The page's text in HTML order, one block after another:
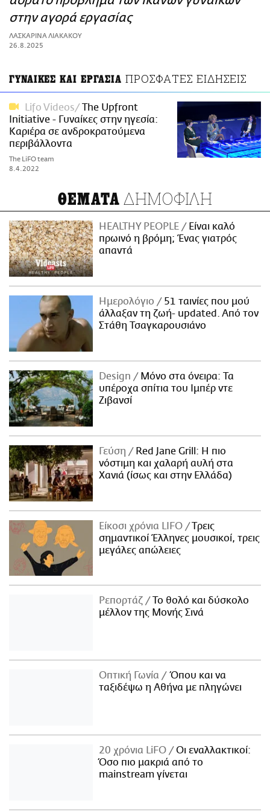
ΑΜΠΑ
PRINT
στην αγορά εργασίας
ΛΑΣΚΑΡΙΝΑ ΛΙΑΚΑΚΟΥ
26.8.2025
ΓΥΝΑΙΚΕΣ ΚΑΙ ΕΡΓΑΣΙΑ ΠΡΟΣΦΑΤΕΣ ΕΙΔΗΣΕΙΣ
Lifo Videos
Τhe Upfront
Initiative - Γυναίκες στην ηγεσία:
Καριέρα σε ανδροκρατούμενα
περιβάλλοντα
The LiFO team
8.4.2022
ΘΕΜΑΤΑ ΔΗΜΟΦΙΛΗ
HEALTHY PEOPLE
Είναι καλό
πρωινό η βρόμη; Ένας γιατρός
απαντά
Ημερολόγιο
51 ταινίες που μού
άλλαξαν τη ζωή- updated. Aπό τον
Στάθη Τσαγκαρουσιάνο
Design
Μόνο στα όνειρα: Τα
υπέροχα σπίτια του Ιμπέρ ντε
Ζιβανσί
Γεύση
Red Jane Grill: Η πιο
νόστιμη και χαλαρή αυλή στα
Χανιά (ίσως και στην Ελλάδα)
Είκοσι χρόνια LIFO
Tρεις
σημαντικοί Έλληνες μουσικοί, τρεις
μεγάλες απώλειες
Ρεπορτάζ
Το θολό και δύσκολο
μέλλον της Μονής Σινά
Οπτική Γωνία
Όπου και να
ταξιδέψω η Αθήνα με πληγώνει
20 χρόνια LiFO
Οι εναλλακτικοί:
Όσο πιο μακριά από το
mainstream γίνεται